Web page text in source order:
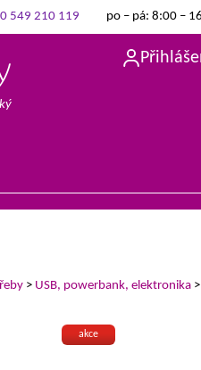
549 210 119 po – pá: 8:00 –
> USB, powerbank, elektronika
akce